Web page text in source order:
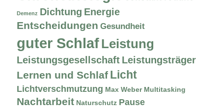
Demenz Dichtung Energie
Entscheidungen Gesundheit
guter SchlafLeistung
Leistungsgesellschaft Leistungsträger
Lernen und Schlaf Licht
Lichtverschmutzung Max Weber Multitasking
Nachtarbeit Naturschutz Pause